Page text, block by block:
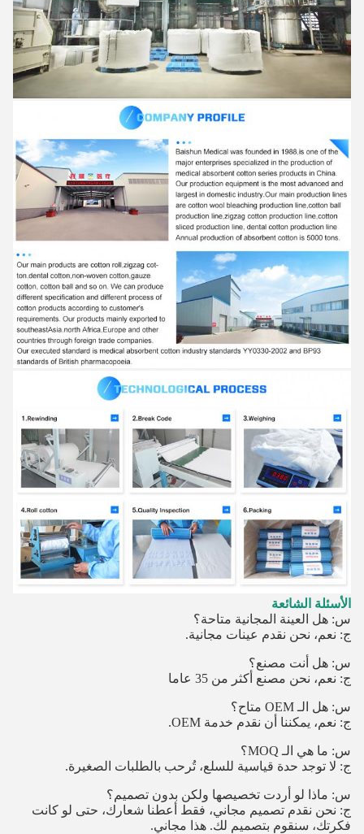
الأسئلة الشائعة
س: هل العينة المجانية متاحة؟
ج: نعم، نحن نقدم عينات مجانية.
س: هل أنت مصنع؟
ج: نعم، نحن مصنع أكثر من 35 عاما
س: هل الـ OEM متاح؟
ج: نعم، يمكننا أن نقدم خدمة OEM.
س: ما هي الـ MOQ؟
ج: لا توجد حدة قياسية للسلع، تُرحب بالطلبات الصغيرة.
س: ماذا لو أردت تخصيصها ولكن بدون تصميم؟
ج: نحن نقدم تصميم مجاني، فقط أعطنا شعارك، حتى لو كانت
فكرتك، سنقوم بتصميم لك. هذا مجاني.